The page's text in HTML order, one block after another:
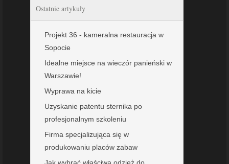
Ostatnie artykuły
Projekt 36 - kameralna restauracja w
Sopocie
Idealne miejsce na wieczór panieński w
Warszawie!
Wyprawa na kicie
Uzyskanie patentu sternika po
profesjonalnym szkoleniu
Firma specjalizująca się w
produkowaniu placów zabaw
Jak wybrać właściwą odzież do